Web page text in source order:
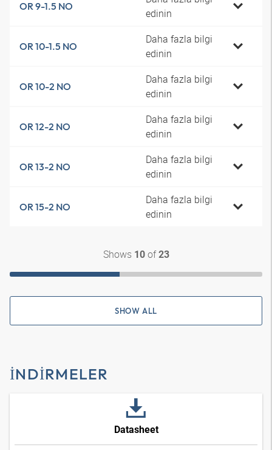
OR 9-1.5 NO
edinin
OR 10-1.5 NO
Daha fazla bilgi
edinin
OR 10-2 NO
Daha fazla bilgi
edinin
OR 12-2 NO
Daha fazla bilgi
edinin
OR 13-2 NO
Daha fazla bilgi
edinin
OR 15-2 NO
Daha fazla bilgi
edinin
Shows 10of23
SHOW ALL
İNDIRMELER
Datasheet